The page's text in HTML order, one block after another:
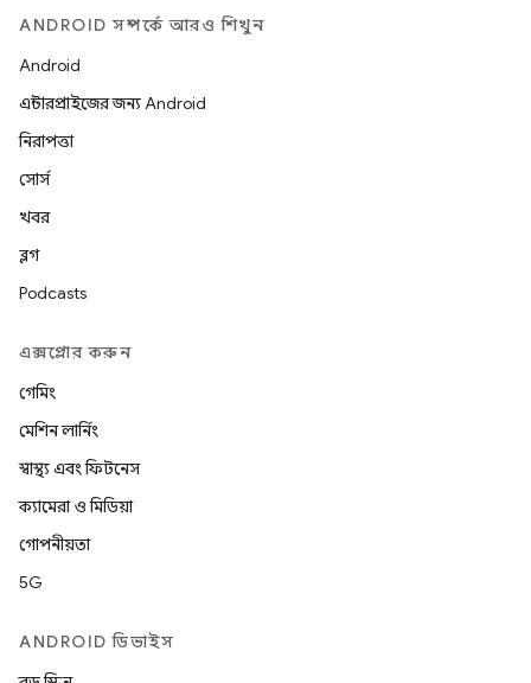
ANDROID সম্পর্কে আরও শিখুন
Android
এন্টারপ্রাইজের জন্য Android
নিরাপত্তা
সোর্স
খবর
ব্লগ
Podcasts
এক্সপ্লোর করুন
গেমিং
মেশিন লার্নিং
স্বাস্থ্য এবং ফিটনেস
ক্যামেরা ও মিডিয়া
গোপনীয়তা
5G
ANDROID ডিভাইস